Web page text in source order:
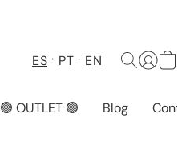
ES PT EN
🟢 OUTLET 🟢 Blog